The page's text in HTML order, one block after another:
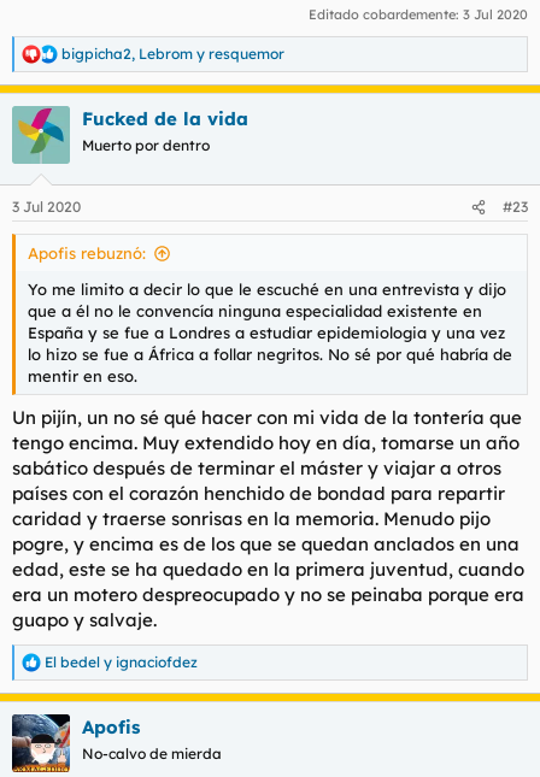
Editado cobardemente: 3 Jul 2020
R
e
a
c
c
e
s
bigpicha2, Lebrom y resquemor
Fucked de la vida
Muerto por dentro
3 Jul 2020 #23
Apofis rebuznó:
Yo me limito a decir lo que le escuché en una entrevista y dijo
que a él no le convencía ninguna especialidad existente en
España y se fue a Londres a estudiar epidemiologia y una vez
lo hizo se fue a África a follar negritos. No sé por qué habría de
mentir en eso.
Un pijín, un no sé qué hacer con mi vida de la tontería que
tengo encima. Muy extendido hoy en día, tomarse un año
sabático después de terminar el máster y viajar a otros
países con el corazón henchido de bondad para repartir
caridad y traerse sonrisas en la memoria. Menudo pijo
pogre, y encima es de los que se quedan anclados en una
edad, este se ha quedado en la primera juventud, cuando
era un motero despreocupado y no se peinaba porque era
guapo y salvaje.
R
e
a
c
c
i
El bedel y ignaciofdez
Apofis
No-calvo de mierda